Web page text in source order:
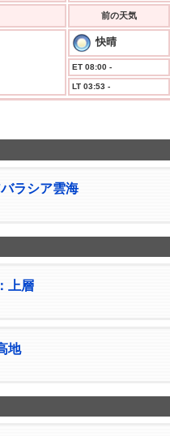
前の天気
快晴
ET 08:00 -
LT 03:53 -
ラシア雲海
上層
地